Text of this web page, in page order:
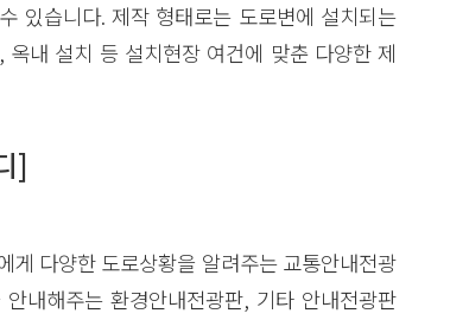
있습니다. 제작 형태로는 도로변에 설치되는
내 설치 등 설치현장 여건에 맞춘 다양한 제
]
게 다양한 도로상황을 알려주는 교통안내전광
내해주는 환경안내전광판, 기타 안내전광판